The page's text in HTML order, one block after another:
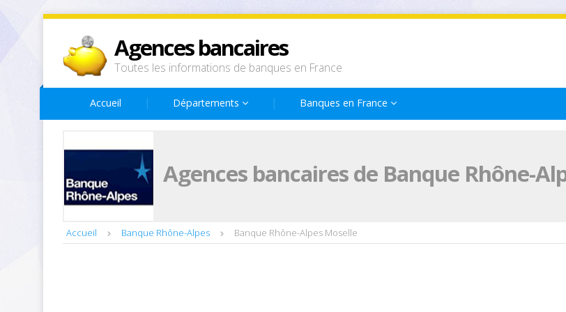
Agences bancaires
Toutes les informations de banques en France
Accueil Départements Banques en France
Agences bancaires de Banque Rhône-
Accueil Banque Rhône-Alpes Banque Rhône-Alpes Moselle